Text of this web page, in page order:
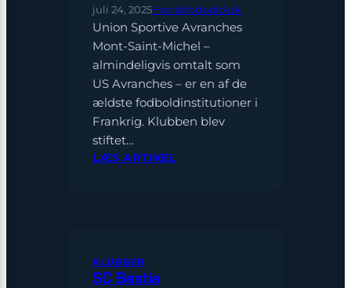
juli 24, 2025Franskfodbold.dk
Union Sportive Avranches
Mont-Saint-Michel –
almindeligvis omtalt som
US Avranches – er en af de
ældste fodboldinstitutioner i
Frankrig. Klubben blev
stiftet…
LÆS ARTIKEL
KLUBBER
SC Bastia